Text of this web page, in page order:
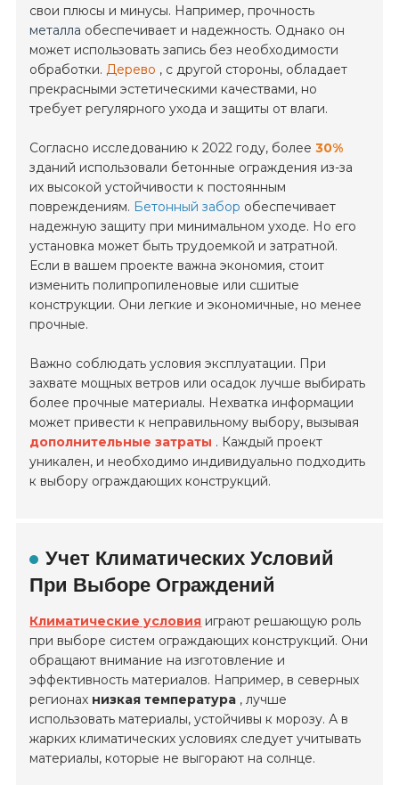
свои плюсы и минусы. Например, прочность
металла обеспечивает и надежность. Однако он
может использовать запись без необходимости
обработки. Дерево , с другой стороны, обладает
прекрасными эстетическими качествами, но
требует регулярного ухода и защиты от влаги.
Согласно исследованию к 2022 году, более30%
зданий использовали бетонные ограждения из-за
их высокой устойчивости к постоянным
повреждениям. Бетонный забор обеспечивает
надежную защиту при минимальном уходе. Но его
установка может быть трудоемкой и затратной.
Если в вашем проекте важна экономия, стоит
изменить полипропиленовые или сшитые
конструкции. Они легкие и экономичные, но менее
прочные.
Важно соблюдать условия эксплуатации. При
захвате мощных ветров или осадок лучше выбирать
более прочные материалы. Нехватка информации
может привести к неправильному выбору, вызывая
дополнительные затраты . Каждый проект
уникален, и необходимо индивидуально подходить
к выбору ограждающих конструкций.
Учет Климатических Условий
При Выборе Ограждений
Климатические условия играют решающую роль
при выборе систем ограждающих конструкций. Они
обращают внимание на изготовление и
эффективность материалов. Например, в северных
регионах низкая температура , лучше
использовать материалы, устойчивы к морозу. А в
жарких климатических условиях следует учитывать
материалы, которые не выгорают на солнце.